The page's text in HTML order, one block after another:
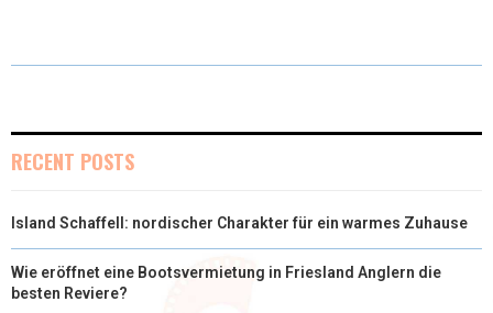
W
E
R
)
E
K
T
S
T
K
N
I
RECENT POSTS
Island Schaffell: nordischer Charakter für ein warmes Zuhause
Wie eröffnet eine Bootsvermietung in Friesland Anglern die
besten Reviere?